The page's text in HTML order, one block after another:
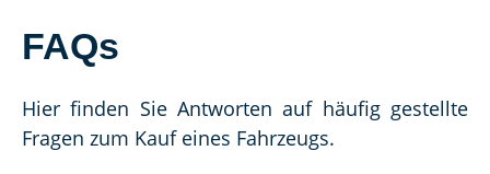
FAQs
Hier finden Sie Antworten auf häufig gestellte
Fragen zum Kauf eines Fahrzeugs.